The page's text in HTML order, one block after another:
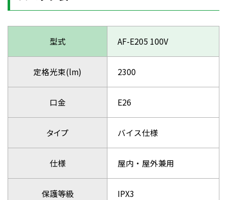
型式 AF-E205 100V
定格光束(lm) 2300
口金 E26
タイプ バイス仕様
仕様 屋内・屋外兼用
保護等級 IPX3